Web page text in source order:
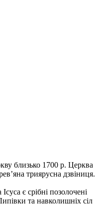
близько 1700 р. Церква
триярусна дзвіниця.
є срібні позолочені
та навколишніх сіл